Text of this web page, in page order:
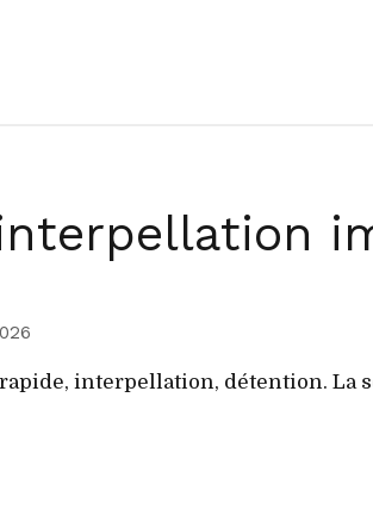
interpellation, détention. La